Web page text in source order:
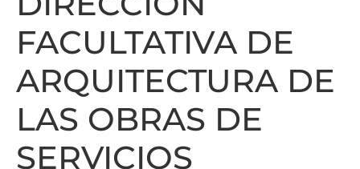
FACULTATIVA DE
ARQUITECTURA DE
LAS OBRAS DE
SERVICIOS